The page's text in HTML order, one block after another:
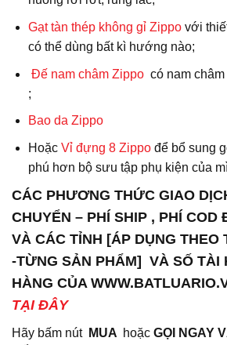
Gạt tàn thép không gỉ Zippo với
có thể dùng bất kì hướng nào;
Đế nam châm Zippocó nam châm
;
Bao da Zippo
Hoặc Vỉ đựng 8 Zippođể bổ sung
phú hơn bộ sưu tập phụ kiện của
CÁC PHƯƠNG THỨC GIAO
CHUYỂN – PHÍ SHIP , PHÍ COD
VÀ CÁC TỈNH [ÁP DỤNG THEO
-TỪNG SẢN PHẨM] VÀ SỐ TÀI
HÀNG CỦA
TẠI ĐÂY
Hãy bấm nút MUA hoặc GỌI NGAY